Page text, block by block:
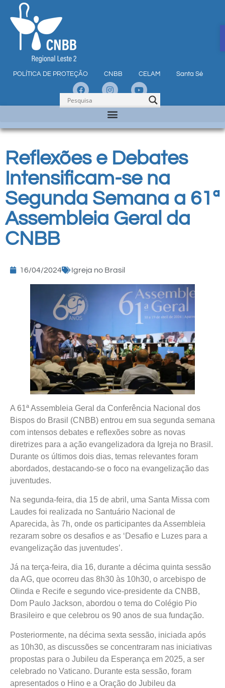
POLÍTICA DE PROTEÇÃO CNBB CELAM Santa Sé
Reflexões e Debates
Intensificam-se na
Segunda Semana a 61ª
Assembleia Geral da
CNBB
16/04/2024 Igreja no Brasil
A 61ª Assembleia Geral da Conferência Nacional dos
Bispos do Brasil (CNBB) entrou em sua segunda semana
com intensos debates e reflexões sobre as novas
diretrizes para a ação evangelizadora da Igreja no Brasil.
Durante os últimos dois dias, temas relevantes foram
abordados, destacando-se o foco na evangelização das
juventudes.
Na segunda-feira, dia 15 de abril, uma Santa Missa com
Laudes foi realizada no Santuário Nacional de
Aparecida, às 7h, onde os participantes da Assembleia
rezaram sobre os desafios e as ‘Desafio e Luzes para a
evangelização das juventudes’.
Já na terça-feira, dia 16, durante a décima quinta sessão
da AG, que ocorreu das 8h30 às 10h30, o arcebispo de
Olinda e Recife e segundo vice-presidente da CNBB,
Dom Paulo Jackson, abordou o tema do Colégio Pio
Brasileiro e que celebrou os 90 anos de sua fundação.
Posteriormente, na décima sexta sessão, iniciada após
as 10h30, as discussões se concentraram nas iniciativas
propostas para o Jubileu da Esperança em 2025, a ser
celebrado no Vaticano. Durante esta sessão, foram
apresentados o Hino e a Oração do Jubileu da